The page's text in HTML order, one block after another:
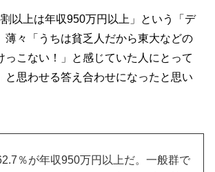
割以上は年収950万円以上」という「デ
薄々「うちは貧乏人だから東大などの
っこない！」と感じていた人にとって
と思わせる答え合わせになったと思い
％が年収950万円以上だ。一般群で